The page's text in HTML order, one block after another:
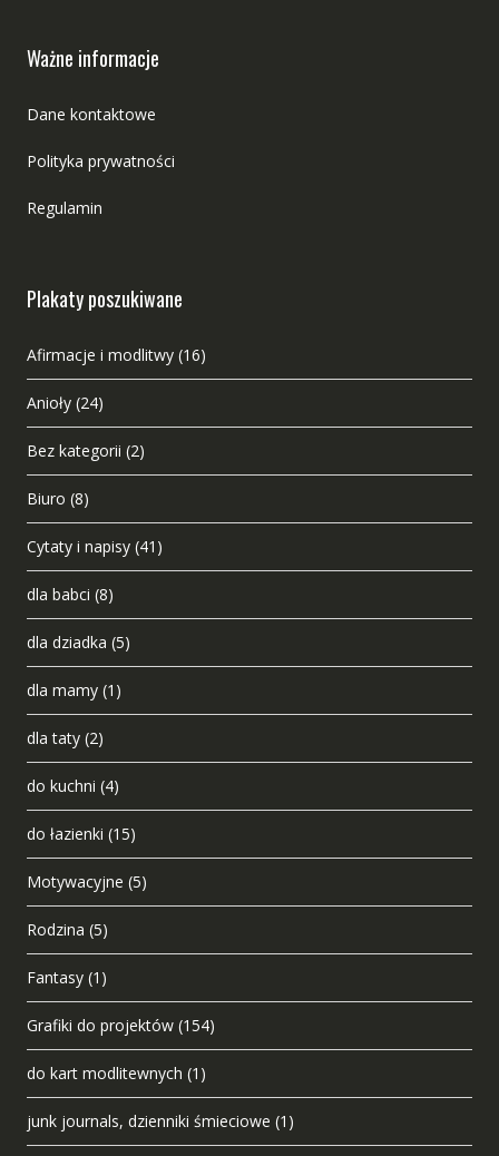
Ważne informacje
Dane kontaktowe
Polityka prywatności
Regulamin
Plakaty poszukiwane
Afirmacje i modlitwy (16)
Anioły (24)
Bez kategorii (2)
Biuro (8)
Cytaty i napisy (41)
dla babci (8)
dla dziadka (5)
dla mamy (1)
dla taty (2)
do kuchni (4)
do łazienki (15)
Motywacyjne (5)
Rodzina (5)
Fantasy (1)
Grafiki do projektów (154)
do kart modlitewnych (1)
junk journals, dzienniki śmieciowe (1)